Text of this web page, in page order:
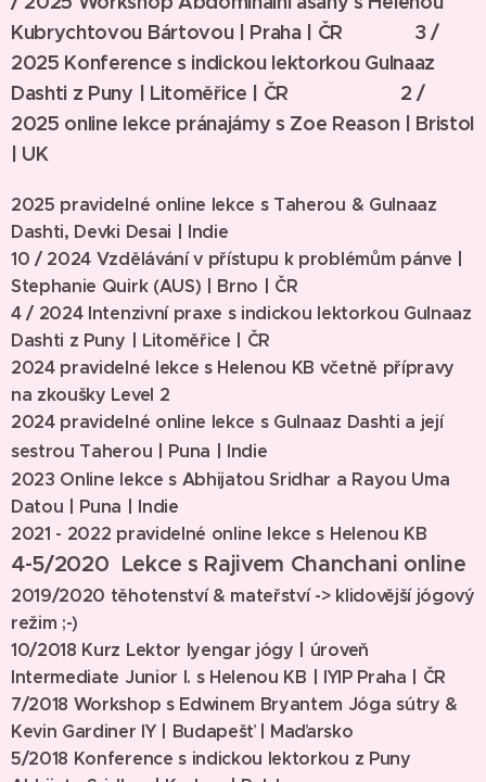
Kubrychtovou Bártovou | Praha | ČR 3 /
2025 Konference s indickou lektorkou Gulnaaz
Dashti z Puny | Litoměřice | ČR 2 /
2025 online lekce pránajámy s Zoe Reason | Bristol
| UK
2025 pravidelné online lekce s Taherou & Gulnaaz
Dashti, Devki Desai | Indie
10 / 2024 Vzdělávání v přístupu k problémům pánve |
Stephanie Quirk (AUS) | Brno | ČR
4 / 2024 Intenzivní praxe s indickou lektorkou Gulnaaz
Dashti z Puny | Litoměřice | ČR
2024 pravidelné lekce s Helenou KB včetně přípravy
na zkoušky Level 2
2024 pravidelné online lekce s Gulnaaz Dashti a její
sestrou Taherou | Puna | Indie
2023 Online lekce s Abhijatou Sridhar a Rayou Uma
Datou | Puna | Indie
2021 - 2022 pravidelné online lekce s Helenou KB
4-5/2020 Lekce s Rajivem Chanchani online
2019/2020 těhotenství & mateřství -> klidovější jógový
režim ;-)
10/2018 Kurz Lektor Iyengar jógy | úroveň
Intermediate Junior I. s Helenou KB | IYIP Praha | ČR
7/2018 Workshop s Edwinem Bryantem Jóga sútry &
Kevin Gardiner IY | Budapešť | Maďarsko
5/2018 Konference s indickou lektorkou z Puny